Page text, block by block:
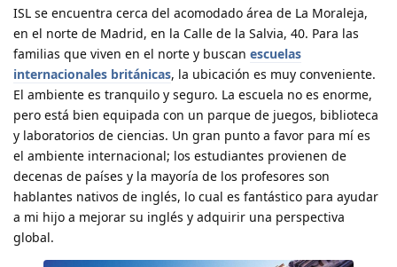
ISL se encuentra cerca del acomodado área de La Moraleja,
en el norte de Madrid, en la Calle de la Salvia, 40. Para las
familias que viven en el norte y buscan escuelas
internacionales británicas, la ubicación es muy conveniente.
El ambiente es tranquilo y seguro. La escuela no es enorme,
pero está bien equipada con un parque de juegos, biblioteca
y laboratorios de ciencias. Un gran punto a favor para mí es
el ambiente internacional; los estudiantes provienen de
decenas de países y la mayoría de los profesores son
hablantes nativos de inglés, lo cual es fantástico para ayudar
a mi hijo a mejorar su inglés y adquirir una perspectiva
global.